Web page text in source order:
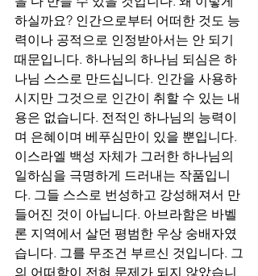
하실까요? 인간으로부터 어떠한 것도 능
력이나 공적으로 인정받아서는 안 되기
때문입니다. 하나님의 하나님 되심은 하
나님 스스로 만드십니다. 인간을 사용하
시지만 그것으로 인간이 취할 수 있는 내
용은 없습니다. 전적인 하나님의 능력이
며 은혜이며 베푸심만이 있을 뿐입니다.
이스라엘 백성 자체가 그러한 하나님의
일하심을 극명하게 드러내는 작품입니
다. 그들 스스로 번성하고 강성해져서 만
들어진 것이 아닙니다. 아브라함은 바벨
론 지역에서 살던 평범한 우상 숭배자였
습니다. 그를 무조건 부르신 것입니다. 그
의 어떠함이 전혀 문제가 되지 않았습니